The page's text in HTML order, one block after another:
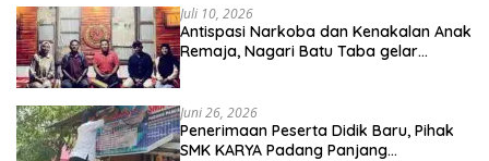
Juli 10, 2026
Antispasi Narkoba dan Kenakalan Anak
Remaja, Nagari Batu Taba gelar
Juni 26, 2026
Penerimaan Peserta Didik Baru, Pihak
SMK KARYA Padang Panjang